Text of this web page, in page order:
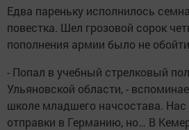
Едва пареньку исполнилось
повестка. Шел грозовой сорок
пополнения армии было не
- Попал в учебный стрелковый
Ульяновской области, -
школе младшего начсостава. Нас
отправки в Германию, но… В